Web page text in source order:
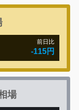
前日比
-115円
場